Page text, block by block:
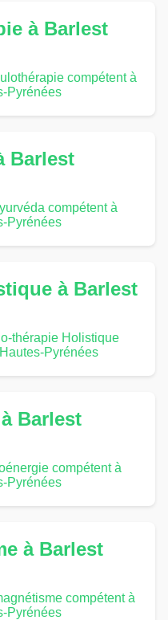
à Barlest
compétent à
Pyrénées
Barlest
compétent à
Pyrénées
à Barlest
thérapie Holistique
Pyrénées
Barlest
compétent à
Pyrénées
à Barlest
compétent à
Pyrénées